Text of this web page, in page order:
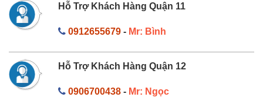
Hỗ Trợ Khách Hàng Quận 11
0912655679- Mr: Bình
Hỗ Trợ Khách Hàng Quận 12
0906700438- Mr: Ngọc